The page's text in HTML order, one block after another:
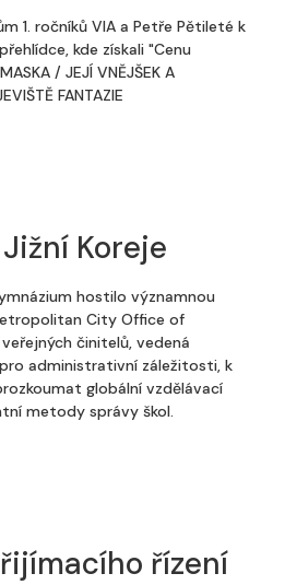
1. ročníků VIA a Petře Pětileté k
kde získali "Cenu
/ JEJÍ VNĚJŠEK A
FANTAZIE
Koreje
hostilo významnou
City Office of
činitelů, vedená
administrativní záležitosti, k
globální vzdělávací
metody správy škol.
řízení